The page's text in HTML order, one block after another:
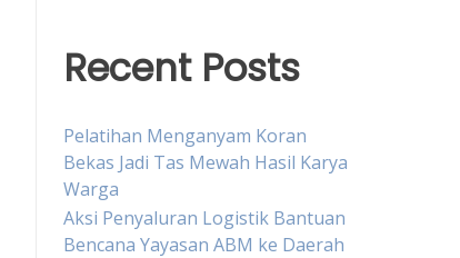
Recent Posts
Pelatihan Menganyam Koran
Bekas Jadi Tas Mewah Hasil Karya
Warga
Aksi Penyaluran Logistik Bantuan
Bencana Yayasan ABM ke Daerah